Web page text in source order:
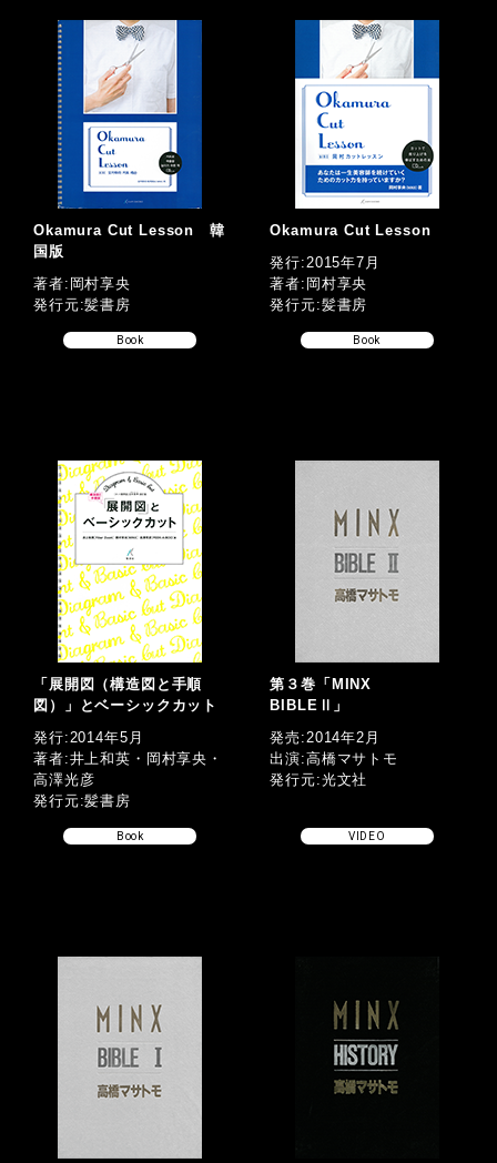
Okamura Cut Lesson 韓
国版
著者:岡村享央
発行元:髪書房
Book
Okamura Cut Lesson
発行:2015年7月
著者:岡村享央
発行元:髪書房
Book
「展開図（構造図と手順
図）」とベーシックカット
発行:2014年5月
著者:井上和英・岡村享央・
高澤光彦
発行元:髪書房
Book
第３巻「MINX
BIBLEⅡ」
発売:2014年2月
出演:高橋マサトモ
発行元:光文社
VIDEO